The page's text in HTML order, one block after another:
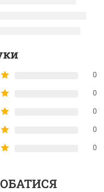
0
0
0
0
0